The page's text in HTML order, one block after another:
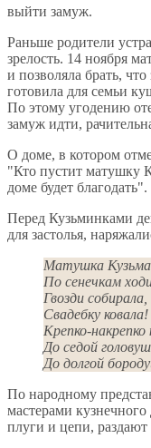
выйти замуж.
Раньше родители
зрелость. 14 ноября
и позволяла брать,
готовила для семьи
По этому угодению
замуж идти,
О доме, в котором
"Кто пустит матушку
доме будет благодать".
Перед Кузьминками
для застолья,
Матушка
По сенечкам
Гвозди собирала,
Свадебку ковала!
Крепко-накрепко
До седой
До долгой
По народному
мастерами
плуги и цепи, раздают